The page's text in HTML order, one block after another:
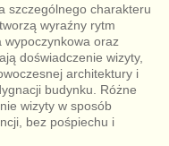
szczególnego charakteru
wyraźny rytm
oraz
doświadczenie wizyty,
architektury i
budynku. Różne
wizyty w sposób
bez pośpiechu i